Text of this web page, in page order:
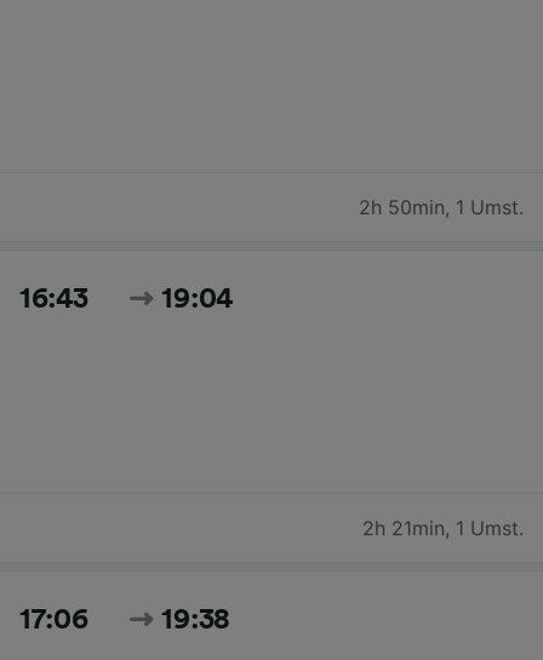
2h 50min, 1 Umst.
16:43 19:04
2h 21min, 1 Umst.
17:06 19:38